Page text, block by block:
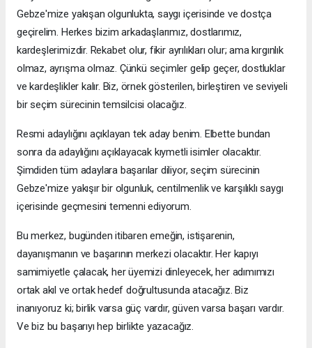
Gebze'mize yakışan olgunlukta, saygı içerisinde ve dostça
geçirelim. Herkes bizim arkadaşlarımız, dostlarımız,
kardeşlerimizdir. Rekabet olur, fikir ayrılıkları olur; ama kırgınlık
olmaz, ayrışma olmaz. Çünkü seçimler gelip geçer, dostluklar
ve kardeşlikler kalır. Biz, örnek gösterilen, birleştiren ve seviyeli
bir seçim sürecinin temsilcisi olacağız.
Resmi adaylığını açıklayan tek aday benim. Elbette bundan
sonra da adaylığını açıklayacak kıymetli isimler olacaktır.
Şimdiden tüm adaylara başarılar diliyor, seçim sürecinin
Gebze'mize yakışır bir olgunluk, centilmenlik ve karşılıklı saygı
içerisinde geçmesini temenni ediyorum.
Bu merkez, bugünden itibaren emeğin, istişarenin,
dayanışmanın ve başarının merkezi olacaktır. Her kapıyı
samimiyetle çalacak, her üyemizi dinleyecek, her adımımızı
ortak akıl ve ortak hedef doğrultusunda atacağız. Biz
inanıyoruz ki; birlik varsa güç vardır, güven varsa başarı vardır.
Ve biz bu başarıyı hep birlikte yazacağız.